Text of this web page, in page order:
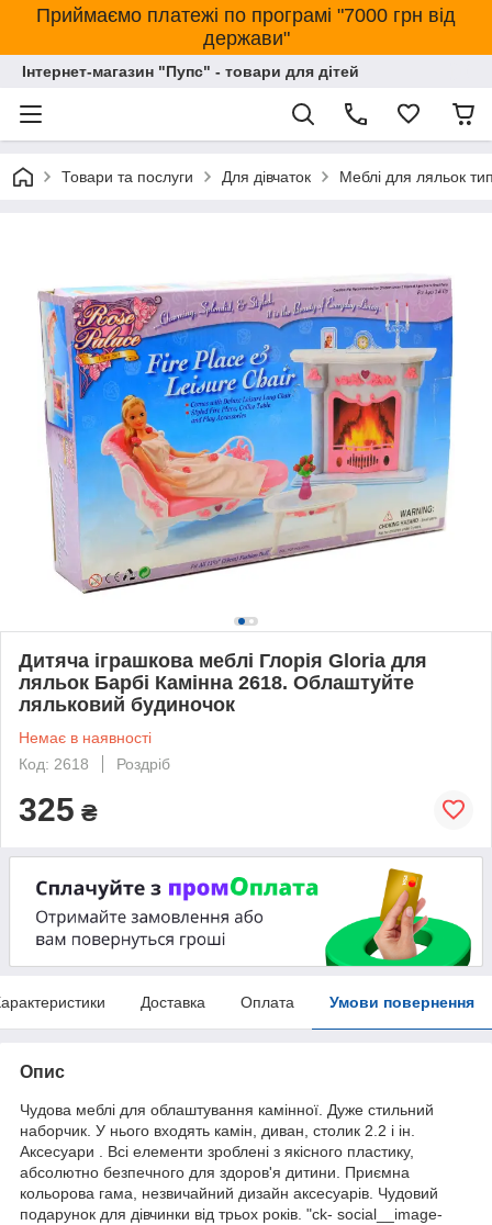
Приймаємо платежі по програмі "7000 грн від
держави"
Інтернет-магазин "Пупс" - товари для дітей
Товари та послуги Для дівчаток Меблі для ляльок
Дитяча іграшкова меблі Глорія Gloria для
ляльок Барбі Камінна 2618. Облаштуйте
ляльковий будиночок
Немає в наявності
Код: 2618
Роздріб
325 ₴
Доставка Оплата Умови повернення
Опис
Чудова меблі для облаштування камінної. Дуже стильний
наборчик. У нього входять камін, диван, столик 2.2 і ін.
Аксесуари . Всі елементи зроблені з якісного пластику,
абсолютно безпечного для здоров'я дитини. Приємна
кольорова гама, незвичайний дизайн аксесуарів. Чудовий
подарунок для дівчинки від трьох років. "ck- social__image-